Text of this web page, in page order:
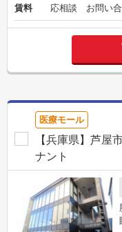
賃料 応相談 お問い合
医療モール
【兵庫県】芦屋
ナント